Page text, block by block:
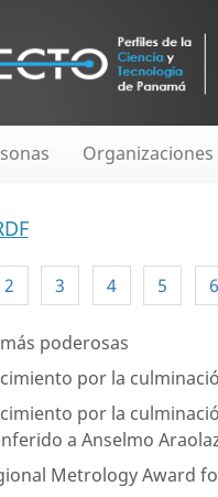
Organizaciones
2 3 4 5 6
poderosas
por la
por la
a Anselmo
Metrology Award